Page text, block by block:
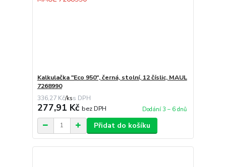
Kalkulačka "Eco 950", černá, stolní, 12 číslic, MAUL
7268990
336,27 Kč/ks
277,91 Kč bez DPH Dodání 3 – 6 dnů
Přidat do košíku